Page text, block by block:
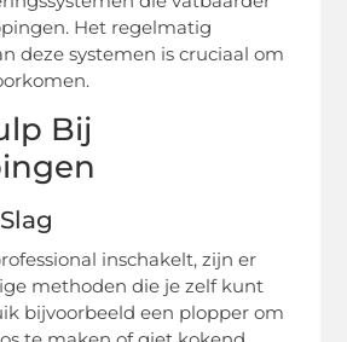
Het regelmatig
deze systemen is cruciaal om
Bij
inschakelt, zijn er
methoden die je zelf kunt
bijvoorbeeld een plopper om